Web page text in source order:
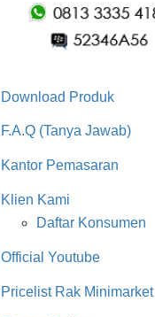
Download Produk
F.A.Q (Tanya Jawab)
Kantor Pemasaran
Klien Kami
Daftar Konsumen
Official Youtube
Pricelist Rak Minimarket